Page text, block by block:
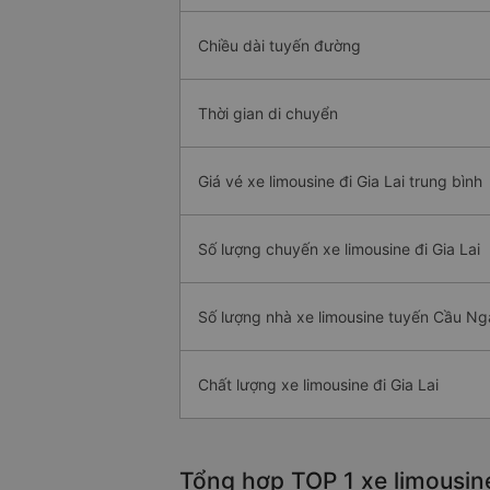
Chiều dài tuyến đường
Thời gian di chuyển
Giá vé xe limousine đi Gia Lai trung bình
Số lượng chuyến xe limousine đi Gia Lai
Số lượng nhà xe limousine tuyến Cầu
Chất lượng xe limousine đi Gia Lai
Tổng hợp TOP 1 xe